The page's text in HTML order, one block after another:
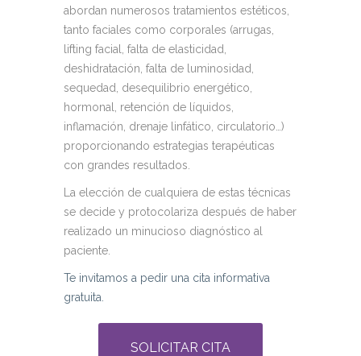
abordan numerosos tratamientos estéticos,
tanto faciales como corporales (arrugas,
lifting facial, falta de elasticidad,
deshidratación, falta de luminosidad,
sequedad, desequilibrio energético,
hormonal, retención de líquidos,
inflamación, drenaje linfático, circulatorio…)
proporcionando estrategias terapéuticas
con grandes resultados.
La elección de cualquiera de estas técnicas
se decide y protocolariza después de haber
realizado un minucioso diagnóstico al
paciente.
Te invitamos a pedir una cita informativa
gratuita.
SOLICITAR CITA